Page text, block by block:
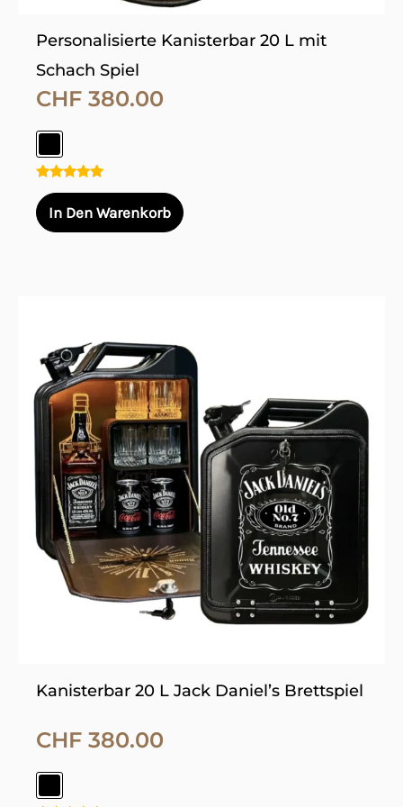
Personalisierte Kanisterbar 20 L mit
Schach Spiel
CHF 380.00
Bewertet
mit
5.00
von 5
In Den Warenkorb
Kanisterbar 20 L Jack Daniel’s Brettspiel
CHF 380.00
weist
mehrere
Varianten
auf.
Die
Optionen
können
auf
der
Produktseite